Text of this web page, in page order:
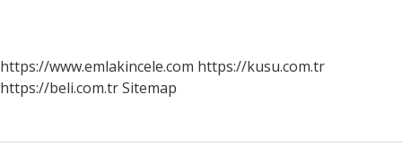
https://www.emlakincele.com https://kusu.com.tr
https://beli.com.trSitemap